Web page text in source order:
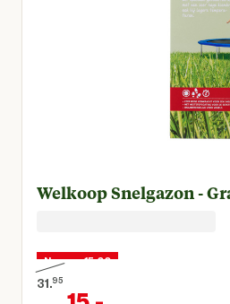
Welkoop Snelgazon -
Nu voor 15,00
31.95